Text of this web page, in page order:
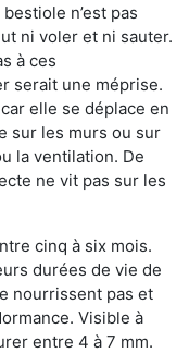
n’est pas
ni voler et ni sauter.
à ces
serait une méprise.
elle se déplace en
sur les murs ou sur
la ventilation. De
ne vit pas sur les
cinq à six mois.
durées de vie de
nourrissent pas et
Visible à
entre 4 à 7 mm.